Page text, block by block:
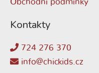
Kontakty
724 276 370
info@chickids.cz